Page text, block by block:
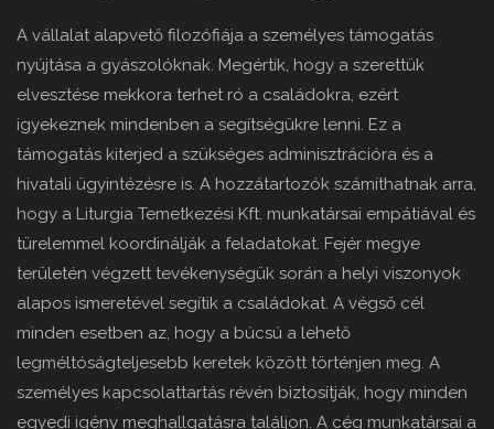
A vállalat alapvető filozófiája a személyes támogatás
nyújtása a gyászolóknak. Megértik, hogy a szerettük
elvesztése mekkora terhet ró a családokra, ezért
igyekeznek mindenben a segítségükre lenni. Ez a
támogatás kiterjed a szükséges adminisztrációra és a
hivatali ügyintézésre is. A hozzátartozók számíthatnak arra,
hogy a Liturgia Temetkezési Kft. munkatársai empátiával és
türelemmel koordinálják a feladatokat. Fejér megye
területén végzett tevékenységük során a helyi viszonyok
alapos ismeretével segítik a családokat. A végső cél
minden esetben az, hogy a búcsú a lehető
legméltóságteljesebb keretek között történjen meg. A
személyes kapcsolattartás révén biztosítják, hogy minden
egyedi igény meghallgatásra találjon. A cég munkatársai a